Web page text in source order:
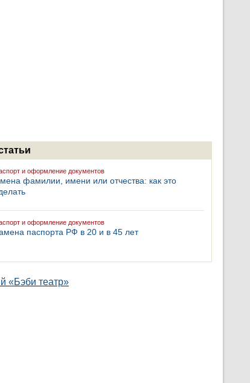
и оформление документов
фамилии, имени или отчества: как это
и оформление документов
паспорта РФ в 20 и в 45 лет